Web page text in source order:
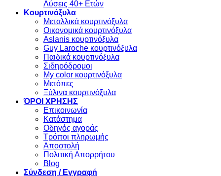
Λύσεις 40+ Ετών
Κουρτινόξυλα
Μεταλλικά κουρτινόξυλα
Οικονομικά κουρτινόξυλα
Aslanis κουρτινόξυλα
Guy Laroche κουρτινόξυλα
Παιδικά κουρτινόξυλα
Σιδηρόδρομοι
My color κουρτινόξυλα
Μετόπες
Ξύλινα κουρτινόξυλα
ΌΡΟΙ ΧΡΗΣΗΣ
Επικοινωνία
Κατάστημα
Οδηγός αγοράς
Τρόποι πληρωμής
Αποστολή
Πολιτική Απορρήτου
Blog
Σύνδεση / Εγγραφή